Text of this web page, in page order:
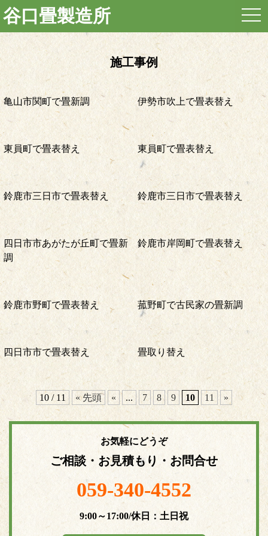
谷口畳製造所
施工事例
亀山市関町で畳新調 伊勢市吹上で畳表替え
東員町で畳表替え 東員町で畳表替え
鈴鹿市三日市で畳表替え 鈴鹿市三日市で畳表替え
四日市市あがたが丘町で畳新
調
鈴鹿市岸岡町で畳表替え
鈴鹿市野町で畳表替え 菰野町で古民家の畳新調
四日市市で畳表替え 畳取り替え
10 / 11 « 先頭 « ... 7 8 9 10 11 »
お気軽にどうぞ
ご相談・お見積もり・お問合せ
059-340-4552
9:00～17:00/休日：土日祝